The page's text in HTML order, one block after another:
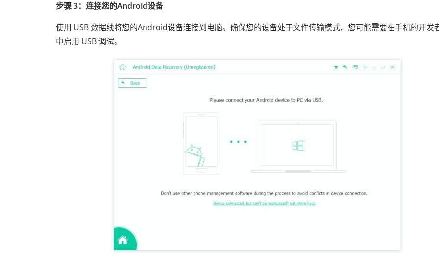
步骤 3：连接您的Android设备
使用 USB 数据线将您的Android设备连接到电脑。确保您的设备处于文件传输模式，您可能需要在手机的开发
中启用 USB 调试。